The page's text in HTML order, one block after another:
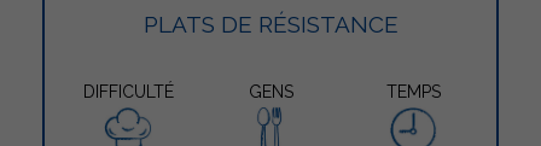
PLATS DE RÉSISTANCE
DIFFICULTÉ GENS TEMPS